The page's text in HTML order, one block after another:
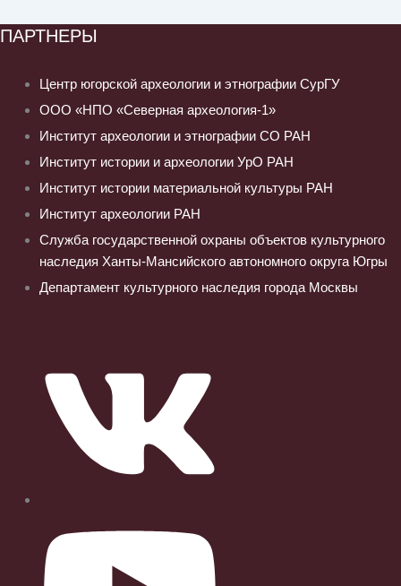
ПАРТНЕРЫ
Центр югорской археологии и этнографии СурГУ
ООО «НПО «Северная археология-1»
Институт археологии и этнографии СО РАН
Институт истории и археологии УрО РАН
Институт истории материальной культуры РАН
Институт археологии РАН
Служба государственной охраны объектов культурного
наследия Ханты-Мансийского автономного округа Югры
Департамент культурного наследия города Москвы